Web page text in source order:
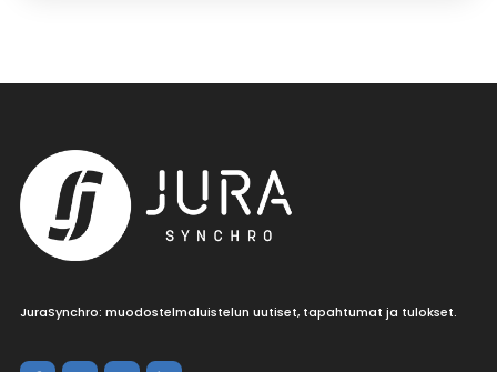
JuraSynchro: muodostelmaluistelun uutiset, tapahtumat ja tulokset.